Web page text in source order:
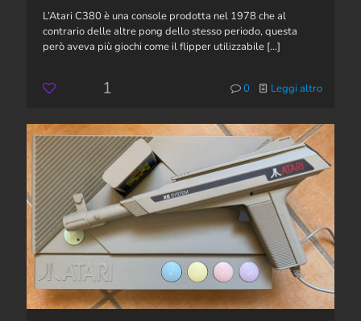
L’Atari C380 è una console prodotta nel 1978 che al
contrario delle altre pong dello stesso periodo, questa
però aveva più giochi come il flipper utilizzabile […]
1 0 Leggi altro